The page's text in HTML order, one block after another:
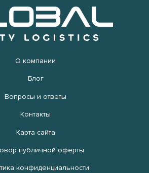
О компании
Блог
Вопросы и ответы
Контакты
Карта сайта
публичной оферты
конфиденциальности